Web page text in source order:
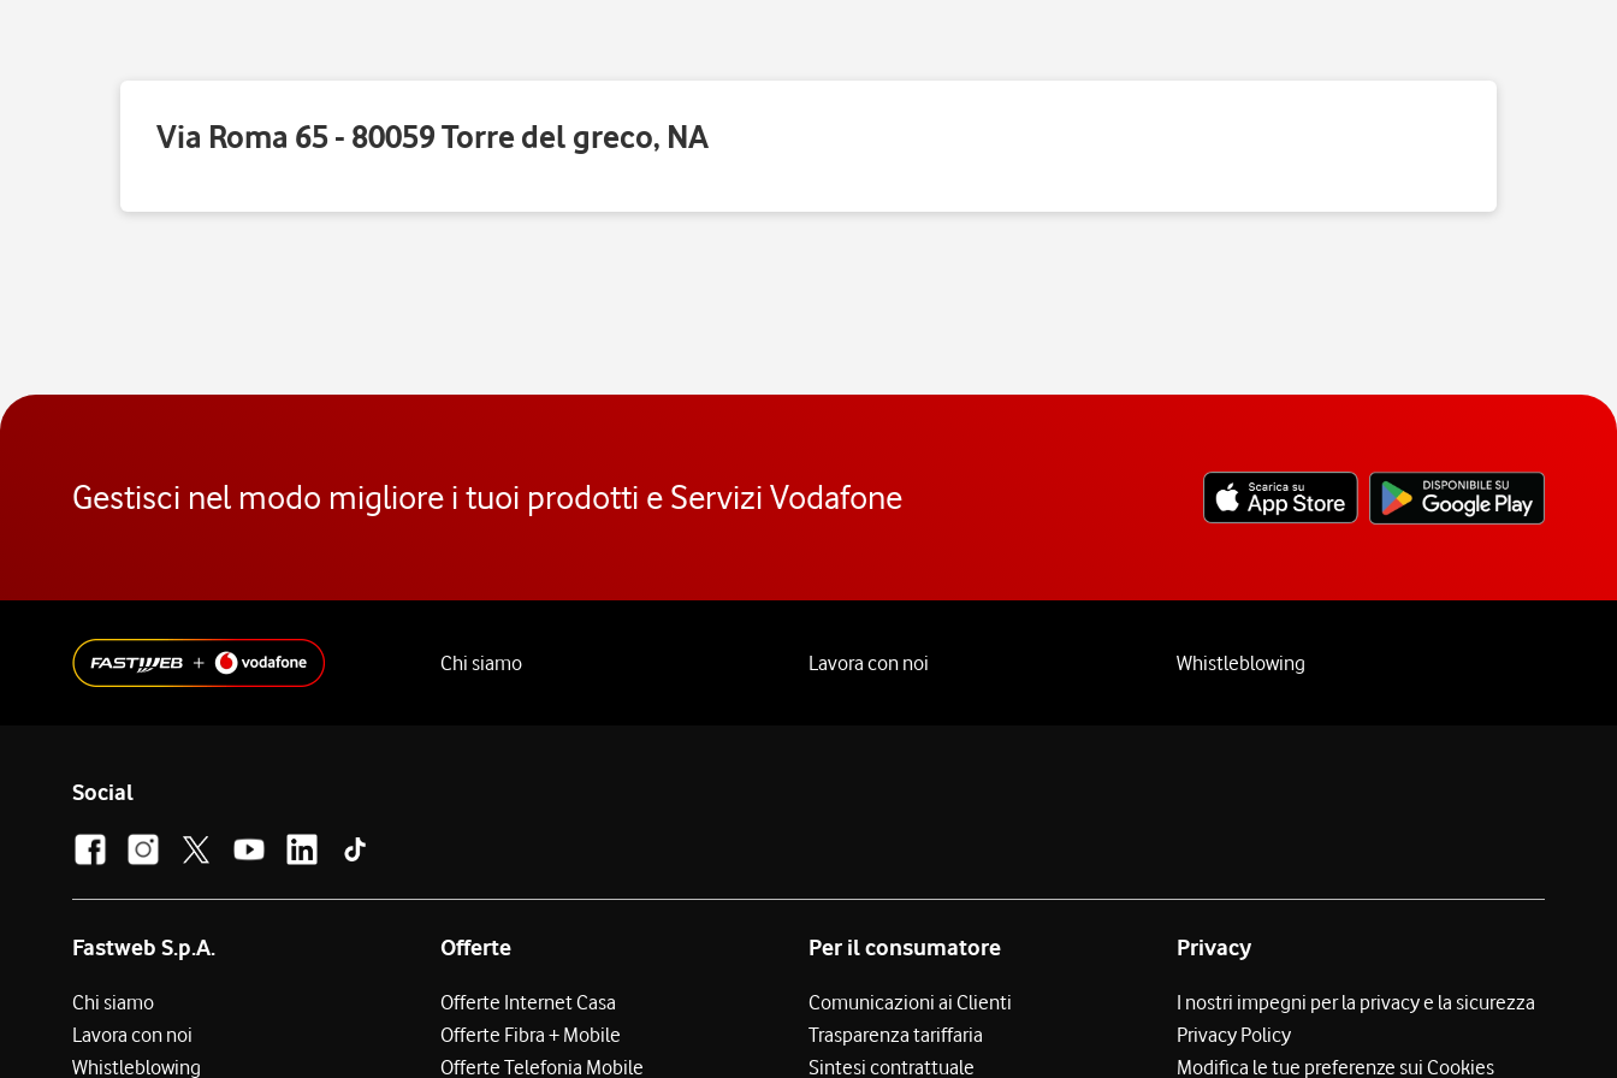
Via Roma 65 - 80059 Torre del greco, NA
Gestisci nel modo migliore i tuoi prodotti e Servizi Vodafone
Chi siamo Lavora con noi Whistleblowing
Social
Fastweb S.p.A.
Chi siamo
Lavora con noi
Whistleblowing
Offerte
Offerte Internet Casa
Offerte Fibra + Mobile
Offerte Telefonia Mobile
Per il consumatore
Comunicazioni ai Clienti
Trasparenza tariffaria
Sintesi contrattuale
Privacy
I nostri impegni per la privacy e la sicurezza
Privacy Policy
Modifica le tue preferenze sui Cookies